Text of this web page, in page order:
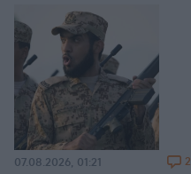
07.08.2026, 01:21 2